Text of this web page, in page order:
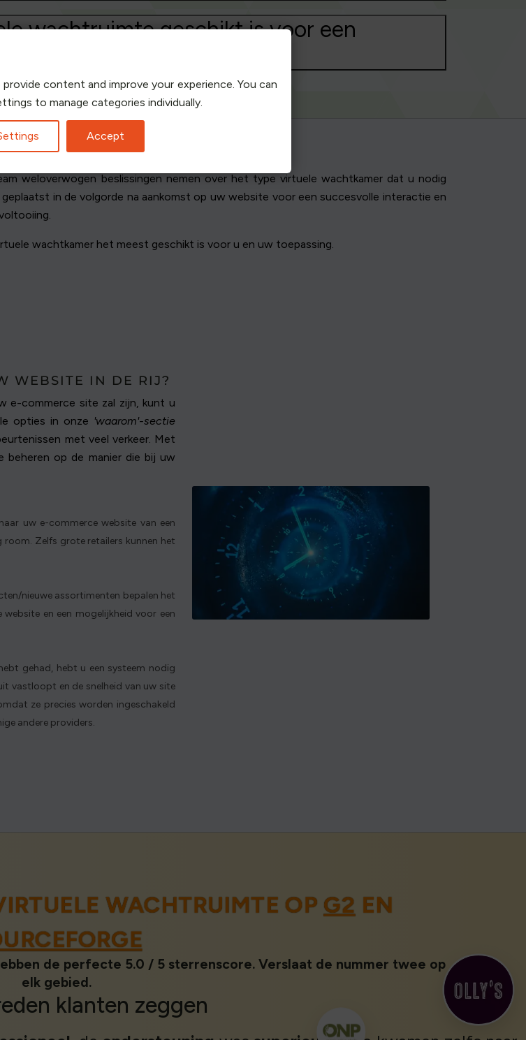
wachtruimte geschikt is voor een
DE RIJ?
weloverwogen beslissingen nemen over het type virtuele wachtkamer dat u nodig
in de volgorde na aankomst op uw website voor een succesvolle interactie en
wachtkamer het meest geschikt is voor u en uw toepassing.
WEBSITE IN DE RIJ?
e-commerce site zal zijn, kunt u
opties in onze 'waarom'-sectie
met veel verkeer. Met
op de manier die bij uw
uw e-commerce website van een
room. Zelfs grote retailers kunnen het
nieuwe assortimenten bepalen het
en een mogelijkheid voor een
gehad, hebt u een systeem nodig
vastloopt en de snelheid van uw site
ze precies worden ingeschakeld
andere providers.
WACHTRUIMTE OPG2EN
de perfecte 5.0 / 5 sterrenscore. Verslaat de nummer twee op
elk gebied.
klanten zeggen
content and improve your experience. You can
to manage categories individually.
Accept